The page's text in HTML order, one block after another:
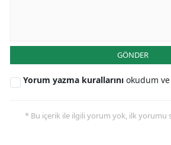
GÖNDER
Yorum yazma kurallarını okudum
* Bu içerik ile ilgili yorum yok, ilk yorumu